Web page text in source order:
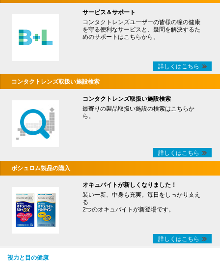
サービス＆サポート
コンタクトレンズユーザーの皆様の瞳の健康
を守る便利なサービスと、疑問を解決するた
めのサポートはこちらから。
詳しくはこちら
コンタクトレンズ取扱い施設検索
コンタクトレンズ取扱い施設検索
最寄りの製品取扱い施設の検索はこちらか
ら。
詳しくはこちら
ボシュロム製品の購入
オキュバイトが新しくなりました！
装い一新、中身も充実。毎日をしっかり支え
る
2つのオキュバイトが新登場です。
詳しくはこちら
視力と目の健康